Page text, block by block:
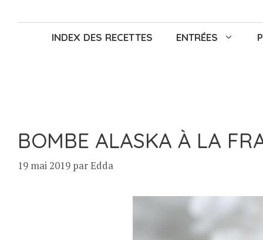
INDEX DES RECETTES ENTRÉES
BOMBE ALASKA À LA
19 mai 2019 parEdda